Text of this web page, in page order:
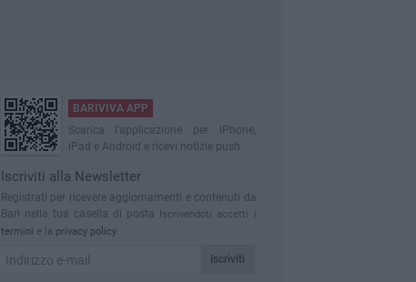
BARIVIVA APP
Scarica l'applicazione per iPhone,
iPad e Android e ricevi notizie push
Iscriviti alla Newsletter
Registrati per ricevere aggiornamenti e contenuti da
Bari nella tua casella di posta Iscrivendoti accetti i
termini e la privacy policy
Iscriviti